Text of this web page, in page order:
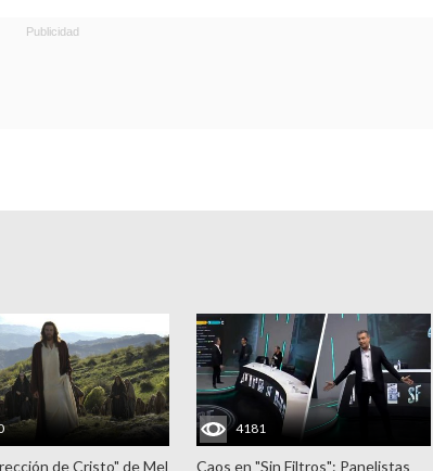
de Cristo" de Mel
4181
Caos en "Sin Filtros": Panelistas